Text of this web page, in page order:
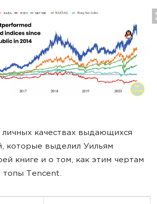
качествах выдающихся
которые выделил Уильям
книге и о том, как этим чертам
топы Tencent.